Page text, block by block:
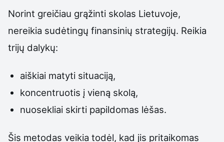
Norint greičiau grąžinti skolas Lietuvoje,
nereikia sudėtingų finansinių strategijų. Reikia
trijų dalykų:
aiškiai matyti situaciją,
koncentruotis į vieną skolą,
nuosekliai skirti papildomas lėšas.
Šis metodas veikia todėl, kad jis pritaikomas